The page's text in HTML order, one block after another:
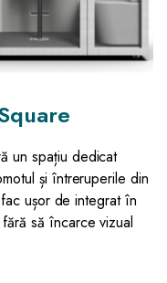
un spațiu dedicat
și întreruperile din
ușor de integrat în
să încarce vizual